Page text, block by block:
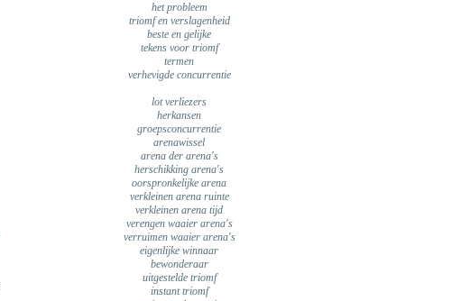
het probleem
triomf en verslagenheid
beste en gelijke
tekens voor triomf
termen
verhevigde concurrentie
lot verliezers
herkansen
groepsconcurrentie
arenawissel
arena der arena's
herschikking arena's
oorspronkelijke arena
verkleinen arena ruinte
verkleinen arena tijd
verengen waaier arena's
verruimen waaier arena's
eigenlijke winnaar
bewonderaar
uitgestelde triomf
instant triomf